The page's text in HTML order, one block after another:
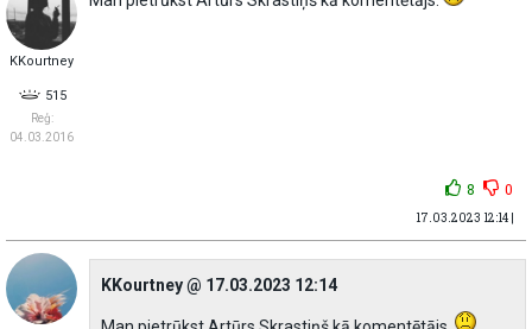
KKourtney
515
Reģ:
04.03.2016
8 0
17.03.2023 12:14 |
KKourtney @ 17.03.2023 12:14